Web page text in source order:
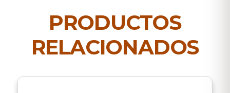
PRODUCTOS
RELACIONADOS